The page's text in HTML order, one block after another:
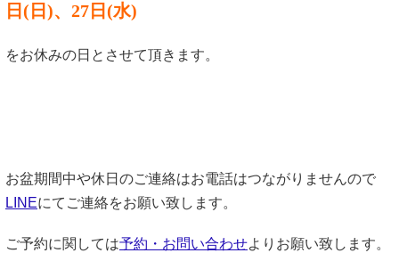
日(日)、27日(水)
をお休みの日とさせて頂きます。
お盆期間中や休日のご連絡はお電話はつながりませんので
LINEにてご連絡をお願い致します。
ご予約に関しては予約・お問い合わせよりお願い致します。